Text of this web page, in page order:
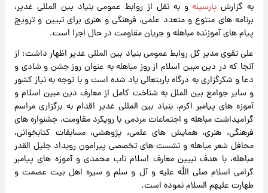
به گزارش پارسینهو به نقل از روابط عمومی بنیاد بین المللی غدیر،
برنامه های متنوع و متعدد علمی، فرهنگی و هنری برای تبیین و ترویج
پیام های آموزنده مباهله و جریان مقاومت در حال اجرا است.
علی تقوی مدیر کل روابط عمومی بنیاد بین المللی غدیر اظهار داشت: از
آنجا که در دین مبین اسلام از روز مباهله به عنوان روز جشن و شادی و
دعا و شکرگزاری به درگاه باریتعالی یاد شده است و با توجه به نیاز کشور
و سایر جوامع بین الملل به شناخت کامل از معارف دین مبین اسلام و
آموزه های پیامبر اکرم، بنیاد بین المللی غدیر اقدام به برگزاری مراسم
گرامیداشت مباهله و اجتماعات مردمی با رویکرد مقاومت، جشنواره های
فرهنگی، هنری، همایش های علمی، پژوهشی، مسابقات کتابخوانی،
محافل شعر مباهله و نشست های تخصصی پیرامون رویداد جلیل القدر
مباهله، با هدف تبیین معارف اسلام ناب محمدی و آموزه های پیامبر
گرامی اسلام صلی الله علیه و آل و سلم و سیره اهل بیت عصمت و
طهارت علیهم السلام نموده است.